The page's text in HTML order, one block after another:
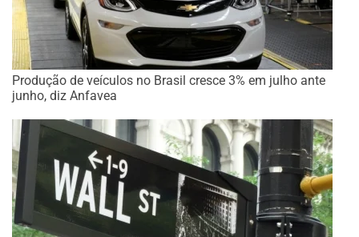
Produção de veículos no Brasil cresce 3% em julho ante
junho, diz Anfavea